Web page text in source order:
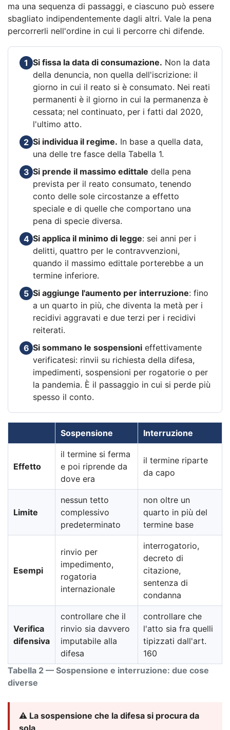
ma una sequenza di passaggi, e ciascuno può essere
sbagliato indipendentemente dagli altri. Vale la pena
percorrerli nell'ordine in cui li percorre chi difende.
1 Si fissa la data di consumazione. Non la data
della denuncia, non quella dell'iscrizione: il
giorno in cui il reato si è consumato. Nei reati
permanenti è il giorno in cui la permanenza è
cessata; nel continuato, per i fatti dal 2020,
l'ultimo atto.
2 Si individua il regime. In base a quella data,
una delle tre fasce della Tabella 1.
3 Si prende il massimo edittale della pena
prevista per il reato consumato, tenendo
conto delle sole circostanze a effetto
speciale e di quelle che comportano una
pena di specie diversa.
4 Si applica il minimo di legge: sei anni per i
delitti, quattro per le contravvenzioni,
quando il massimo edittale porterebbe a un
termine inferiore.
5 Si aggiunge l'aumento per interruzione: fino
a un quarto in più, che diventa la metà per i
recidivi aggravati e due terzi per i recidivi
reiterati.
6 Si sommano le sospensioni effettivamente
verificatesi: rinvii su richiesta della difesa,
impedimenti, sospensioni per rogatorie o per
la pandemia. È il passaggio in cui si perde più
spesso il conto.
Tabella 2 — Sospensione e interruzione: due cose
diverse
Sospensione Interruzione
Effetto
il termine si ferma
e poi riprende da
dove era
il termine riparte
da capo
Limite
nessun tetto
complessivo
predeterminato
non oltre un
quarto in più del
termine base
Esempi
rinvio per
impedimento,
rogatoria
internazionale
interrogatorio,
decreto di
citazione,
sentenza di
condanna
Verifica
difensiva
controllare che il
rinvio sia davvero
imputabile alla
difesa
controllare che
l'atto sia fra quelli
tipizzati dall'art.
160
⚠️ La sospensione che la difesa si procura da
sola